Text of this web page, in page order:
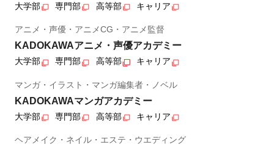
大学部 専門部 高等部 キャリア
アニメ・声優・アニメCG・アニメ監督
KADOKAWAアニメ・声優アカデミー
大学部 専門部 高等部 キャリア
マンガ・イラスト・マンガ編集者・ノベル
KADOKAWAマンガアカデミー
大学部 専門部 高等部 キャリア
ヘアメイク・ネイル・エステ・ウエディング